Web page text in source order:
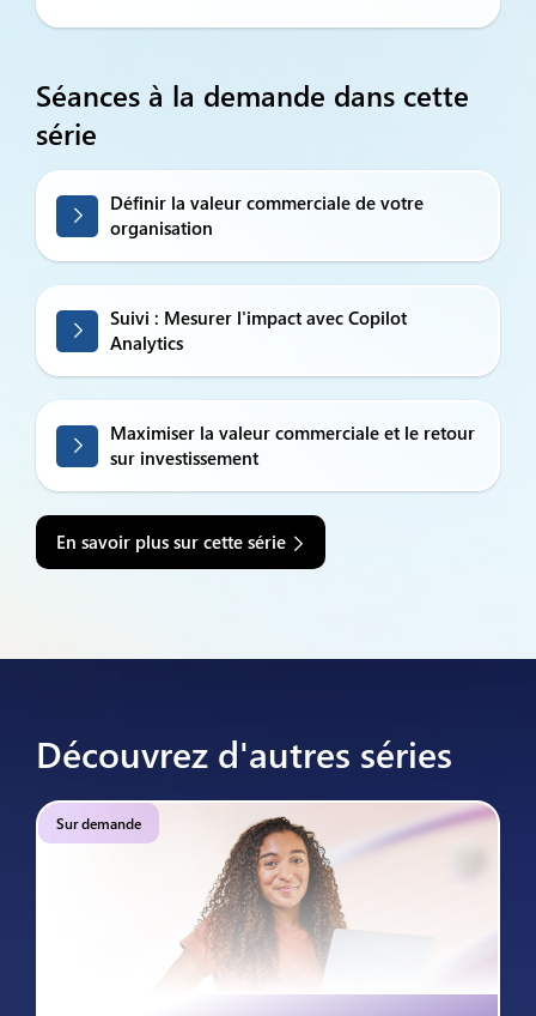
Séances à la demande dans cette
série
Définir la valeur commerciale de votre
organisation
Suivi : Mesurer l'impact avec Copilot
Analytics
Maximiser la valeur commerciale et le retour
sur investissement
En savoir plus sur cette série
Découvrez d'autres séries
Sur demande